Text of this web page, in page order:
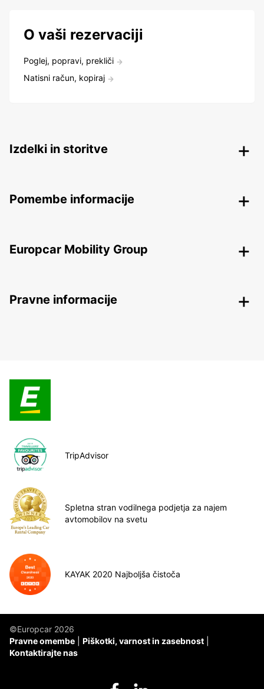
O vaši rezervaciji
Poglej, popravi, prekliči
Natisni račun, kopiraj
Izdelki in storitve
Pomembe informacije
Europcar Mobility Group
Pravne informacije
TripAdvisor
Spletna stran vodilnega podjetja za najem
avtomobilov na svetu
KAYAK 2020 Najboljša čistoča
©Europcar 2026
Pravne omembe
Piškotki, varnost in zasebnost
Kontaktirajte nas